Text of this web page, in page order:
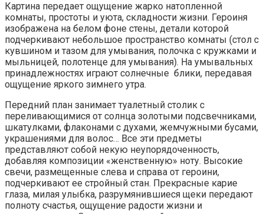
Картина передает ощущение жарко натопленной
комнаты, простоты и уюта, складности жизни. Героиня
изображена на белом фоне стены, детали которой
подчеркивают небольшое пространство комнаты (стол с
кувшином и тазом для умывания, полочка с кружками и
мыльницей, полотенце для умывания). На умывальных
принадлежностях играют солнечные блики, передавая
ощущение яркого зимнего утра.
Передний план занимает туалетный столик с
переливающимися от солнца золотыми подсвечниками,
шкатулками, флаконами с духами, жемчужными бусами,
украшениями для волос… Все эти предметы
представляют собой некую неупорядоченность,
добавляя композиции «женственную» ноту. Высокие
свечи, размещенные слева и справа от героини,
подчеркивают ее стройный стан. Прекрасные карие
глаза, милая улыбка, разрумянившиеся щеки передают
полноту счастья, ощущение радости жизни и